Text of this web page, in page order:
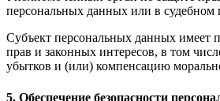
персональных данных или в судебном
Субъект персональных данных имеет
прав и законных интересов, в том
убытков и (или) компенсацию
5. Обеспечение безопасности